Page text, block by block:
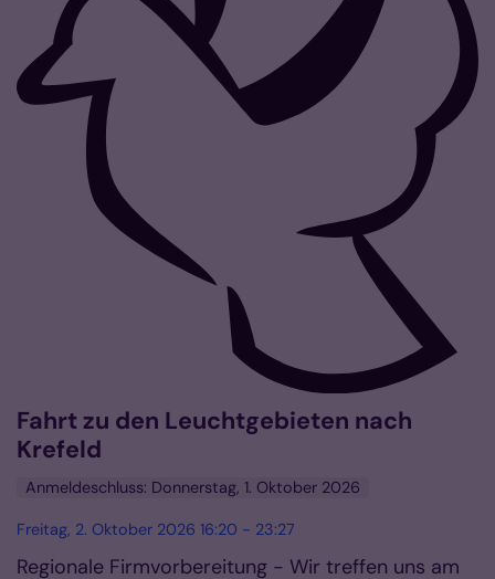
Fahrt zu den Leuchtgebieten nach
Krefeld
Anmeldeschluss: Donnerstag, 1. Oktober 2026
Freitag, 2. Oktober 2026 16:20 - 23:27
Regionale Firmvorbereitung - Wir treffen uns am